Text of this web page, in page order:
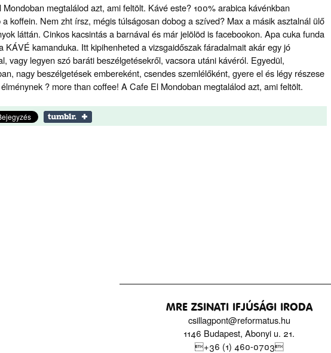
megtalálod azt, ami feltölt. Kávé este? 100% arabica kávénkban
a koffein. Nem zht írsz, mégis túlságosan dobog a szíved? Max a másik asztalnál ülő
láttán. Cinkos kacsintás a barnával és már jelölöd is facebookon. Apa cuka funda
KÁVÉ kamanduka. Itt kipihenheted a vizsgaidőszak fáradalmait akár egy jó
vagy legyen szó baráti beszélgetésekről, vacsora utáni kávéról. Egyedül,
nagy beszélgetések embereként, csendes szemlélőként, gyere el és légy részese
? more than coffee! A Cafe El Mondoban megtalálod azt, ami feltölt.
MRE ZSINATI IFJÚSÁGI IRODA
csillagpont@reformatus.hu
1146 Budapest, Abonyi u. 21.
+36 (1) 460-0703